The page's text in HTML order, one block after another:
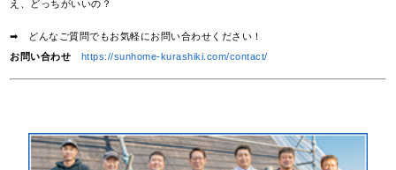
え、どっちがいいの？
➡ どんなご質問でもお気軽にお問い合わせください！
お問い合わせ
https://sunhome-kurashiki.com/contact/